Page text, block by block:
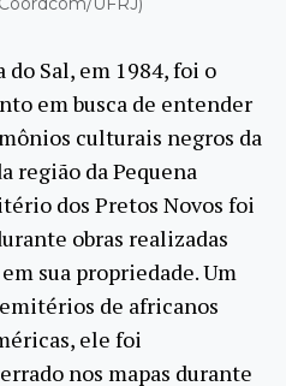
do Sal, em 1984, foi o
em busca de entender
culturais negros da
região da Pequena
dos Pretos Novos foi
obras realizadas
sua propriedade. Um
de africanos
ele foi
nos mapas durante